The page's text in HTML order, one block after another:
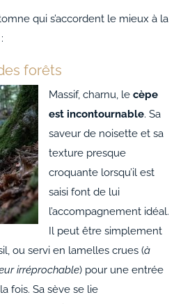
qui s’accordent le mieux à la
forêts
Massif, charnu, le cèpe
est incontournable. Sa
saveur de noisette et sa
texture presque
croquante lorsqu’il est
saisi font de lui
l’accompagnement idéal.
Il peut être simplement
ou servi en lamelles crues (à
irréprochable) pour une entrée
fois. Sa sève se lie